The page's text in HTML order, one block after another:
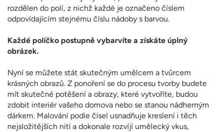
rozdělen do polí, z nichž každé je označeno číslem
odpovídajícím stejnému číslu nádoby s barvou.
Každé políčko postupně vybarvíte a získáte úplný
obrázek.
Nyní se můžete stát skutečným umělcem a tvůrcem
krásných obrazů. Z ponoření se do procesu tvorby budete
mít skutečné potěšení a obrazy, které vytvoříte, budou
zdobit interiér vašeho domova nebo se stanou nádherným
dárkem. Malování podle čísel usnadňuje kreslení i těch
nejsložitějších nití a dokonale rozvíjí umělecký vkus,